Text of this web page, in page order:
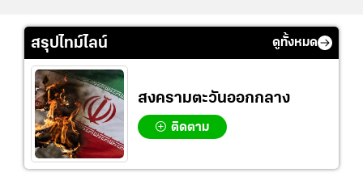
สรุปไทม์ไลน์ ดูทั้งหมด
สงครามตะวันออกกลาง
ติดตาม